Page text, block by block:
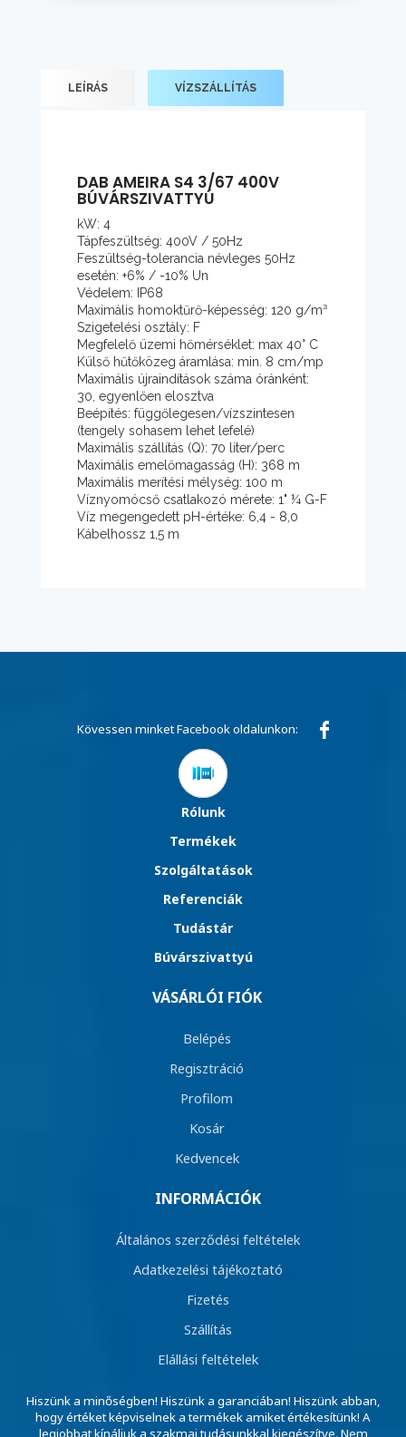
LEÍRÁS VÍZSZÁLLÍTÁS
DAB AMEIRA S4 3/67 400V
BÚVÁRSZIVATTYÚ
kW: 4
Tápfeszültség: 400V / 50Hz
Feszültség-tolerancia névleges 50Hz
esetén: +6% / -10% Un
Védelem: IP68
Maximális homoktűrő-képesség: 120 g/m³
Szigetelési osztály: F
Megfelelő üzemi hőmérséklet: max 40° C
Külső hűtőközeg áramlása: min. 8 cm/mp
Maximális újraindítások száma óránként:
30, egyenlően elosztva
Beépítés: függőlegesen/vízszintesen
(tengely sohasem lehet lefelé)
Maximális szállítás (Q): 70 liter/perc
Maximális emelőmagasság (H): 368 m
Maximális merítési mélység: 100 m
Víznyomócső csatlakozó mérete: 1" ¼ G-F
Víz megengedett pH-értéke: 6,4 - 8,0
Kábelhossz 1,5 m
Kövessen minket Facebook oldalunkon:
Rólunk
Termékek
Szolgáltatások
Referenciák
Tudástár
Búvárszivattyú
VÁSÁRLÓI FIÓK
Belépés
Regisztráció
Profilom
Kosár
Kedvencek
INFORMÁCIÓK
Általános szerződési feltételek
Adatkezelési tájékoztató
Fizetés
Szállítás
Elállási feltételek
Hiszünk a minőségben! Hiszünk a garanciában! Hiszünk abban,
hogy értéket képviselnek a termékek amiket értékesítünk! A
legjobbat kínáljuk a szakmai tudásunkkal kiegészítve. Nem